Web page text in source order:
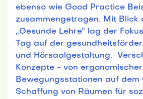
ebenso wie Good Practice
zusammengetragen. Mit Blick
„Gesunde Lehre“ lag der
Tag auf der
und Hörsaalgestaltung.
Konzepte - von
Bewegungsstationen auf dem
Schaffung von Räumen für